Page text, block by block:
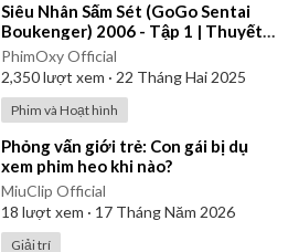
⁣Siêu Nhân Sấm Sét (GoGo Sentai
Boukenger) 2006 - Tập 1 | Thuyết
Minh
PhimOxy Official
2,350lượt xem · 22 Tháng Hai 2025
Phim và Hoạt hình
⁣Phỏng vấn giới trẻ: Con gái bị dụ
xem phim heo khi nào?
MiuClip Official
18 lượt xem · 17 Tháng Năm 2026
Giải trí